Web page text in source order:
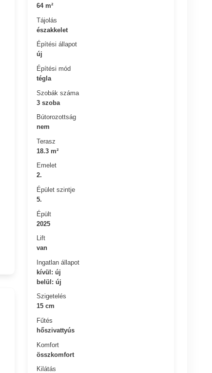
64 m²
Tájolás
északkelet
Építési állapot
új
Építési mód
tégla
Szobák száma
3 szoba
Bútorozottság
nem
Terasz
18.3 m²
Emelet
2.
Épület szintje
5.
Épült
2025
Lift
van
Ingatlan állapot
kívül: új
belül: új
Szigetelés
15 cm
Fűtés
hőszivattyús
Komfort
összkomfort
Kilátás